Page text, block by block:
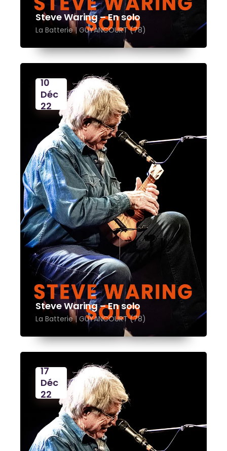
Steve Waring – En solo
La Batterie | GUYANCOURT (78)
10
Déc
22
Steve Waring – En solo
La Batterie | GUYANCOURT (78)
17
Déc
22